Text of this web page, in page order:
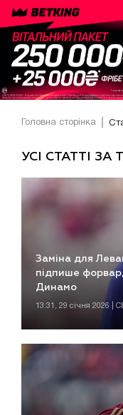
Головна сторінка
УСІ СТАТТІ ЗА
Заміна для
підпише
Динамо
13:31, 29 січня 2026 |